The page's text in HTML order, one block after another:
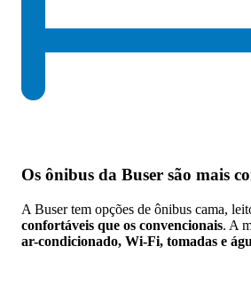
Os ônibus da Buser são mais
A Buser tem opções de ônibus cama,
confortáveis que os convencionais. A
ar-condicionado, Wi-Fi, tomadas e